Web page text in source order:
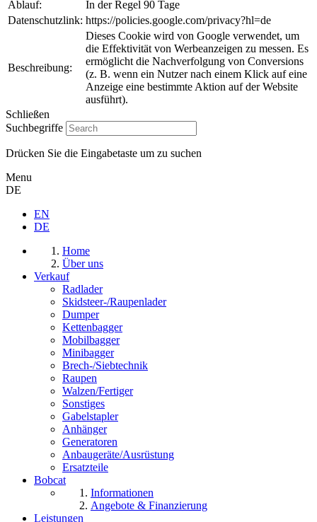
Ablauf:
In der Regel 90 Tage
Datenschutzlink: https://policies.google.com/privacy?hl=de
Beschreibung:
Dieses Cookie wird von Google verwendet, um
die Effektivität von Werbeanzeigen zu messen. Es
ermöglicht die Nachverfolgung von Conversions
(z. B. wenn ein Nutzer nach einem Klick auf eine
Anzeige eine bestimmte Aktion auf der Website
ausführt).
Schließen
Suchbegriffe
Drücken Sie die Eingabetaste um zu suchen
Menu
DE
EN
DE
Home
Über uns
Verkauf
Radlader
Skidsteer-/Raupenlader
Dumper
Kettenbagger
Mobilbagger
Minibagger
Brech-/Siebtechnik
Raupen
Walzen/Fertiger
Sonstiges
Gabelstapler
Anhänger
Generatoren
Anbaugeräte/Ausrüstung
Ersatzteile
Bobcat
Informationen
Angebote & Finanzierung
Leistungen